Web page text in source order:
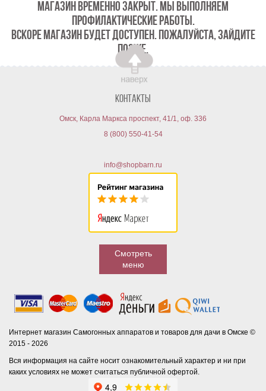
МАГАЗИН ВРЕМЕННО ЗАКРЫТ. МЫ ВЫПОЛНЯЕМ
ПРОФИЛАКТИЧЕСКИЕ РАБОТЫ.
ВСКОРЕ МАГАЗИН БУДЕТ ДОСТУПЕН. ПОЖАЛУЙСТА, ЗАЙДИТЕ
ПОЗЖЕ.
Контакты
Омск, Карла Маркса проспект, 41/1, оф. 336
8 (800) 550-41-54
info@shopbarn.ru
Смотреть
меню
Интернет магазин Самогонных аппаратов и товаров для дачи в Омске ©
2015 - 2026
Вся информация на сайте носит ознакомительный характер и ни при
каких условиях не может считаться публичной офертой.